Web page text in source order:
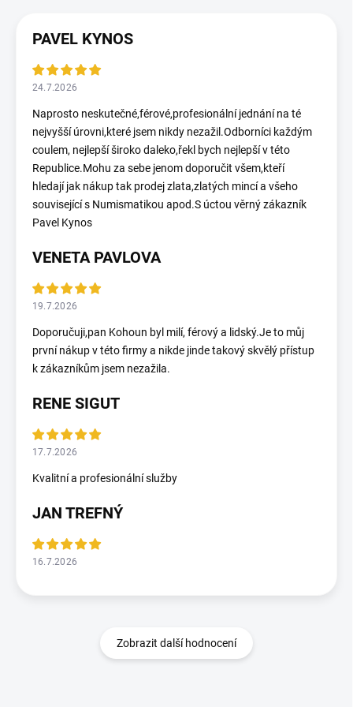
PAVEL KYNOS
24.7.2026
Naprosto neskutečné,férové,profesionální jednání na té
nejvyšší úrovni,které jsem nikdy nezažil.Odborníci každým
coulem, nejlepší široko daleko,řekl bych nejlepší v této
Republice.Mohu za sebe jenom doporučit všem,kteří
hledají jak nákup tak prodej zlata,zlatých mincí a všeho
související s Numismatikou apod.S úctou věrný zákazník
Pavel Kynos
VENETA PAVLOVA
19.7.2026
Doporučuji,pan Kohoun byl milí, férový a lidský.Je to můj
první nákup v této firmy a nikde jinde takový skvělý přístup
k zákazníkům jsem nezažila.
RENE SIGUT
17.7.2026
Kvalitní a profesionální služby
JAN TREFNÝ
16.7.2026
Zobrazit další hodnocení